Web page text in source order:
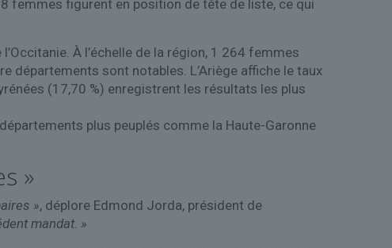
femmes figurent en position de tête de liste, ce qui
À l’échelle de la région, 1 264 femmes
sont notables. L’Ariège affiche le taux
(17,70 %) enregistrent les résultats les plus
plus peuplés comme la Haute-Garonne
»
», déplore Edmond Jorda, président de
mandat. »